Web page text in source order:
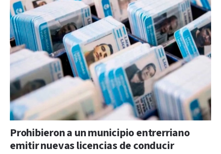
Prohibieron a un municipio entrerriano
emitir nuevas licencias de conducir